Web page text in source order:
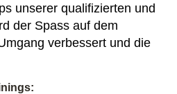
unserer qualifizierten und
der Spass auf dem
verbessert und die